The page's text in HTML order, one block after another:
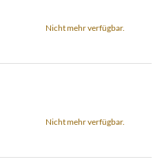
Nicht mehr verfügbar.
Nicht mehr verfügbar.